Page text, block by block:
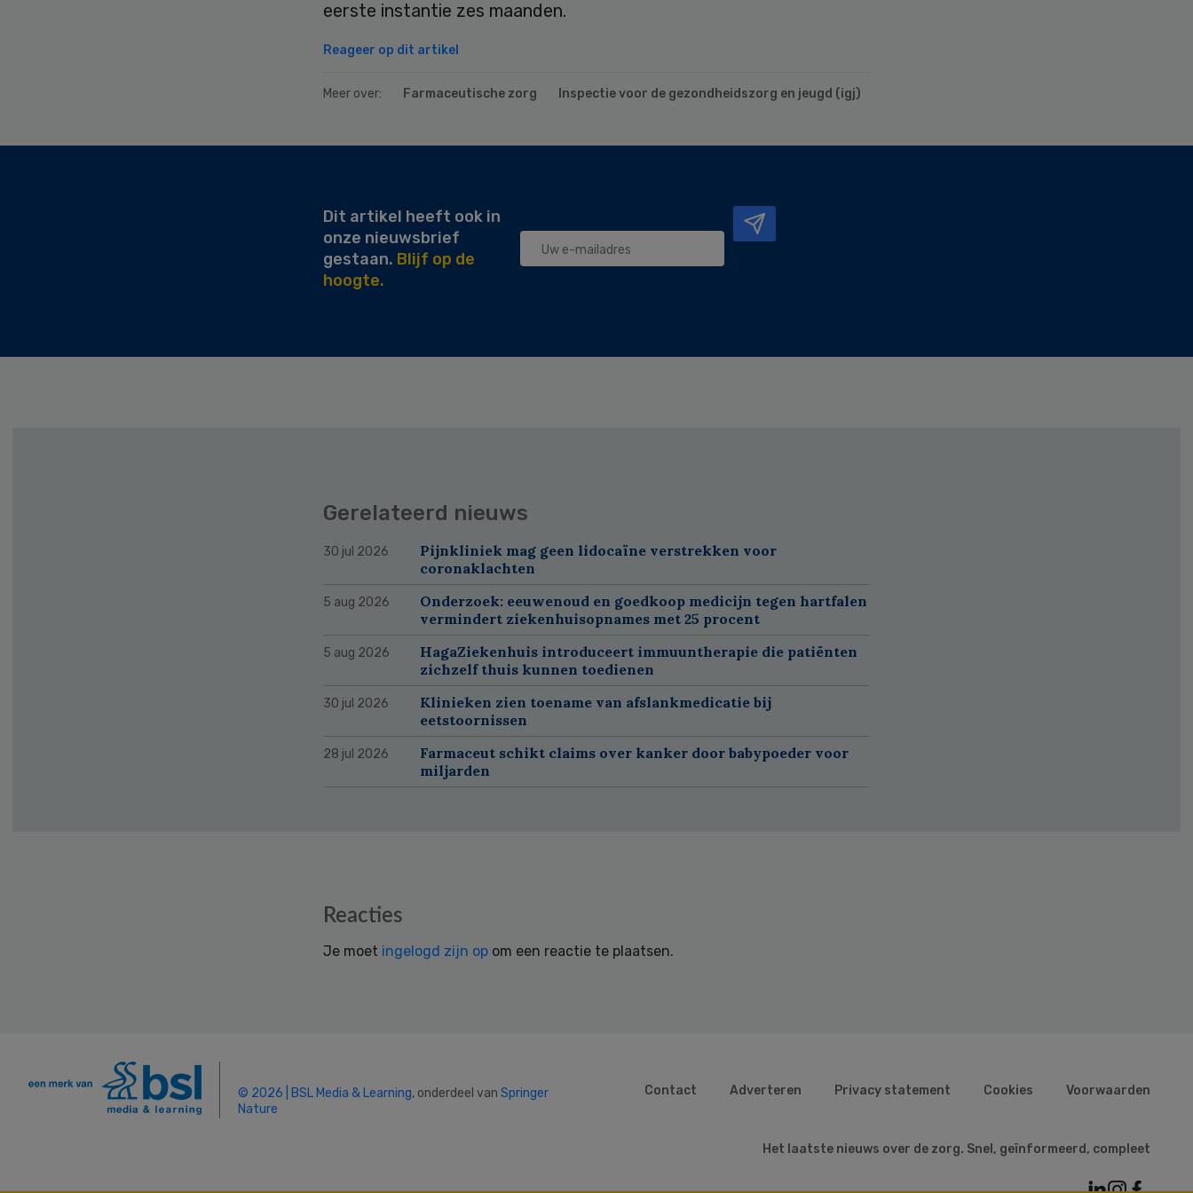
eerste instantie zes maanden.
Reageer op dit artikel
Meer over: Farmaceutische zorg Inspectie voor de gezondheidszorg en jeugd (igj)
Dit artikel heeft ook in
onze nieuwsbrief
gestaan. Blijf op de
hoogte.
Gerelateerd nieuws
30 jul 2026
Pijnkliniek mag geen lidocaïne verstrekken voor
coronaklachten
5 aug 2026
Onderzoek: eeuwenoud en goedkoop medicijn tegen hartfalen
vermindert ziekenhuisopnames met 25 procent
5 aug 2026
HagaZiekenhuis introduceert immuuntherapie die patiënten
zichzelf thuis kunnen toedienen
30 jul 2026
Klinieken zien toename van afslankmedicatie bij
eetstoornissen
28 jul 2026
Farmaceut schikt claims over kanker door babypoeder voor
miljarden
Reacties
Je moet ingelogd zijn op om een reactie te plaatsen.
© 2026 | BSL Media & Learning, onderdeel van Springer
Nature
Contact Adverteren Privacy statement Cookies Voorwaarden
Het laatste nieuws over de zorg. Snel, geïnformeerd, compleet